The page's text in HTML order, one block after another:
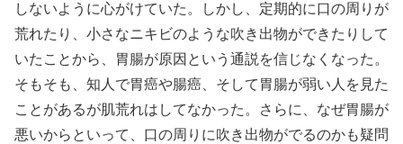
しないように心がけていた。しかし、定期的に口の周りが
荒れたり、小さなニキビのような吹き出物ができたりして
いたことから、胃腸が原因という通説を信じなくなった。
そもそも、知人で胃癌や腸癌、そして胃腸が弱い人を見た
ことがあるが肌荒れはしてなかった。さらに、なぜ胃腸が
悪いからといって、口の周りに吹き出物がでるのかも疑問